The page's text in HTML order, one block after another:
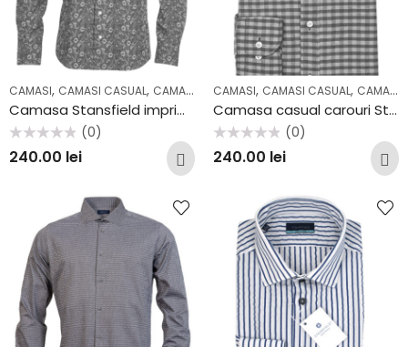
CAMASI, CAMASI CASUAL, CAMASI COCKTAIL & PARTY , CASUAL, COLECTII
Camasa Stansfield imprimat SS2003
la
(0)
240.00 lei
CAMASI, CAMASI CASUAL, CAMASI CEREMONIE
Camasa casual carouri Stansfield SS2037CF
la
(0)
240.00 lei